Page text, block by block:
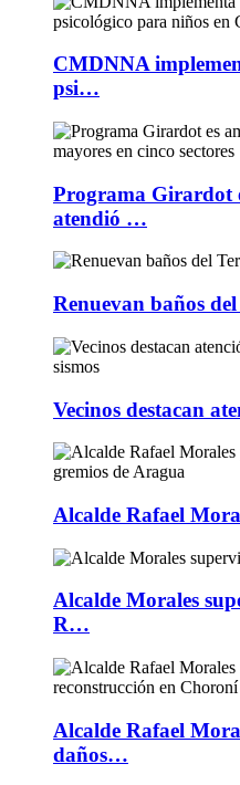
CMDNNA
psi…
Programa Girardot
atendió …
Renuevan baños
Vecinos destacan
Alcalde Rafael
Alcalde Morales
R…
Alcalde Rafael
daños…